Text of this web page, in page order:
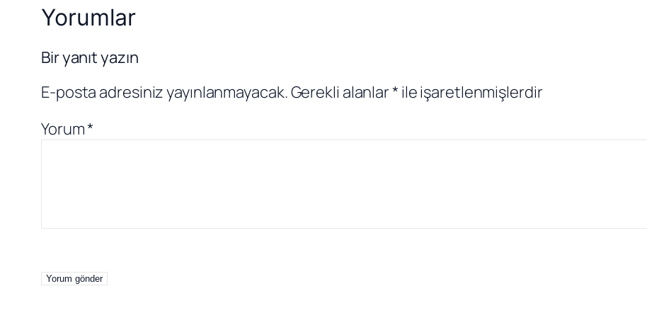
Yorumlar
Bir yanıt yazın
E-posta adresiniz yayınlanmayacak.Gerekli alanlar* ile işaretlenmişlerdir
Yorum*